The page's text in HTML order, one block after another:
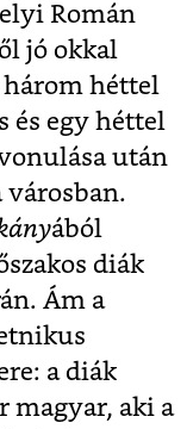
Román
jó okkal
héttel
és egy héttel
után
városban.
ából
diák
Ám a
a diák
magyar, aki a